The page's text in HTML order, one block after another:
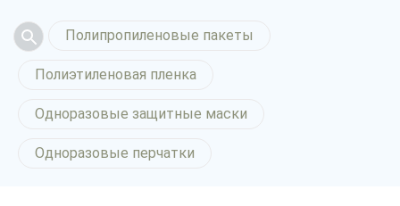
Полипропиленовые пакеты
Полиэтиленовая пленка
Одноразовые защитные маски
Одноразовые перчатки